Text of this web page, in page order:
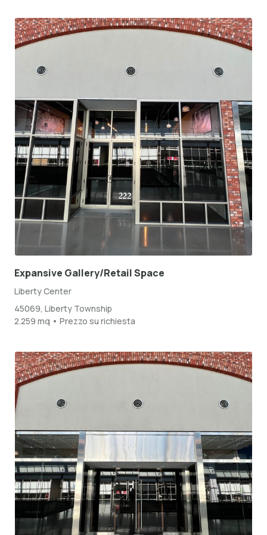
Expansive Gallery/Retail Space
Liberty Center
45069, Liberty Township
2.259 mq • Prezzo su richiesta